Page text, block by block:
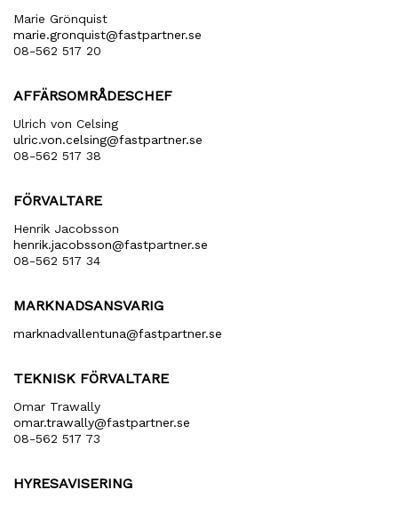
Marie Grönquist
marie​.gronquist​@fastpartner​.se
08-562 517 20
AFFÄRSOMRÅDESCHEF
Ulrich von Celsing
ulric​.von​.celsing​@fastpartner​.se
08-562 517 38
FÖRVALTARE
Henrik Jacobsson
henrik​.jacobsson​@fastpartner​.se
08-562 517 34
MARKNADSANSVARIG
marknadvallentuna​@fastpartner​.se
TEKNISK FÖRVALTARE
Omar Trawally
omar.trawally@fastpartner.se
08-562 517 73
HYRESAVISERING